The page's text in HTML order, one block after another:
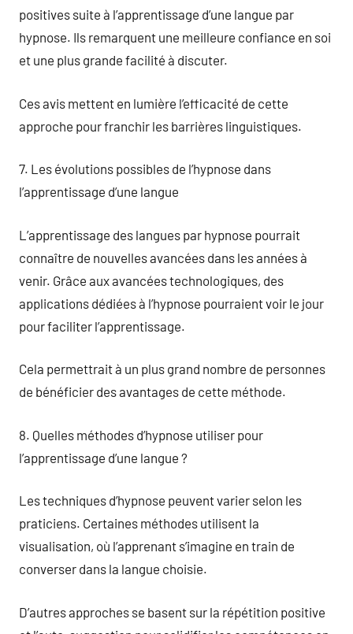
positives suite à l’apprentissage d’une langue par
hypnose. Ils remarquent une meilleure confiance en soi
et une plus grande facilité à discuter.
Ces avis mettent en lumière l’efficacité de cette
approche pour franchir les barrières linguistiques.
7. Les évolutions possibles de l’hypnose dans
l’apprentissage d’une langue
L’apprentissage des langues par hypnose pourrait
connaître de nouvelles avancées dans les années à
venir. Grâce aux avancées technologiques, des
applications dédiées à l’hypnose pourraient voir le jour
pour faciliter l’apprentissage.
Cela permettrait à un plus grand nombre de personnes
de bénéficier des avantages de cette méthode.
8. Quelles méthodes d’hypnose utiliser pour
l’apprentissage d’une langue ?
Les techniques d’hypnose peuvent varier selon les
praticiens. Certaines méthodes utilisent la
visualisation, où l’apprenant s’imagine en train de
converser dans la langue choisie.
D’autres approches se basent sur la répétition positive